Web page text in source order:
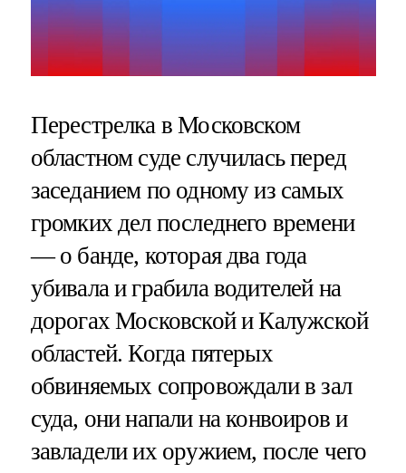
Перестрелка в Московском
областном суде случилась перед
заседанием по одному из самых
громких дел последнего времени
— о банде, которая два года
убивала и грабила водителей на
дорогах Московской и Калужской
областей. Когда пятерых
обвиняемых сопровождали в зал
суда, они напали на конвоиров и
завладели их оружием, после чего